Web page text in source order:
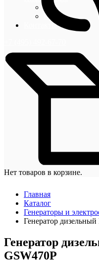
Блог
Новости
Контакты
Нет товаров в корзине.
Главная
Каталог
Генераторы и
Генератор
Генератор
GSW470P